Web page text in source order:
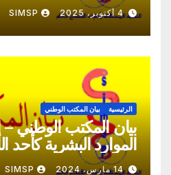
4 أكتوبر، 2025 SIMSP
الرئيسية بيان المكتب الوطني
بيان المكتب الوطني –
الموارد البشرية كأحد
لهدا الإصلاح؟
14 مارس، 2024 SIMSP